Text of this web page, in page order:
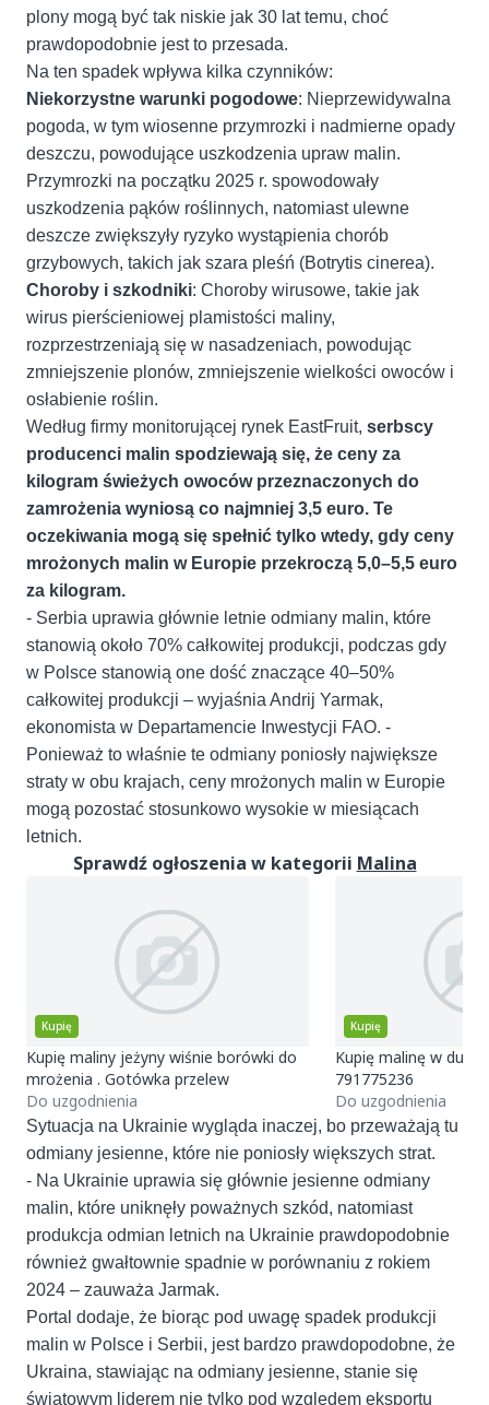
plony mogą być tak niskie jak 30 lat temu, choć
prawdopodobnie jest to przesada.
Na ten spadek wpływa kilka czynników:
Niekorzystne warunki pogodowe: Nieprzewidywalna
pogoda, w tym wiosenne przymrozki i nadmierne opady
deszczu, powodujące uszkodzenia upraw malin.
Przymrozki na początku 2025 r. spowodowały
uszkodzenia pąków roślinnych, natomiast ulewne
deszcze zwiększyły ryzyko wystąpienia chorób
grzybowych, takich jak szara pleśń (Botrytis cinerea).
Choroby i szkodniki: Choroby wirusowe, takie jak
wirus pierścieniowej plamistości maliny,
rozprzestrzeniają się w nasadzeniach, powodując
zmniejszenie plonów, zmniejszenie wielkości owoców i
osłabienie roślin.
Według firmy monitorującej rynek EastFruit, serbscy
producenci malin spodziewają się, że ceny za
kilogram świeżych owoców przeznaczonych do
zamrożenia wyniosą co najmniej 3,5 euro. Te
oczekiwania mogą się spełnić tylko wtedy, gdy ceny
mrożonych malin w Europie przekroczą 5,0–5,5 euro
za kilogram.
- Serbia uprawia głównie letnie odmiany malin, które
stanowią około 70% całkowitej produkcji, podczas gdy
w Polsce stanowią one dość znaczące 40–50%
całkowitej produkcji – wyjaśnia Andrij Yarmak,
ekonomista w Departamencie Inwestycji FAO. -
Ponieważ to właśnie te odmiany poniosły największe
straty w obu krajach, ceny mrożonych malin w Europie
mogą pozostać stosunkowo wysokie w miesiącach
letnich.
Sprawdź ogłoszenia w kategorii Malina
Kupię
Kupię maliny jeżyny wiśnie borówki do
mrożenia . Gotówka przelew
Do uzgodnienia
Kupię
Kupię malinę w
791775236
Do uzgodnienia
Sytuacja na Ukrainie wygląda inaczej, bo przeważają tu
odmiany jesienne, które nie poniosły większych strat.
- Na Ukrainie uprawia się głównie jesienne odmiany
malin, które uniknęły poważnych szkód, natomiast
produkcja odmian letnich na Ukrainie prawdopodobnie
również gwałtownie spadnie w porównaniu z rokiem
2024 – zauważa Jarmak.
Portal dodaje, że biorąc pod uwagę spadek produkcji
malin w Polsce i Serbii, jest bardzo prawdopodobne, że
Ukraina, stawiając na odmiany jesienne, stanie się
światowym liderem nie tylko pod względem eksportu